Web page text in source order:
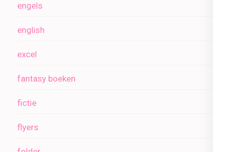
engels
english
excel
fantasy boeken
fictie
flyers